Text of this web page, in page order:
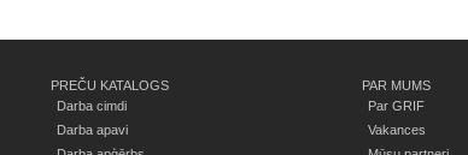
PREČU KATALOGS
Darba cimdi
Darba apavi
PAR MUMS
Par GRIF
Vakances